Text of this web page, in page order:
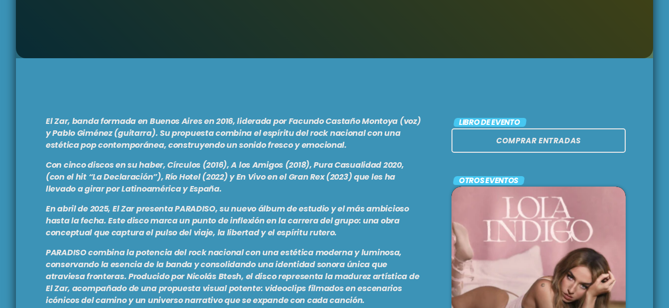
3:00 am - 5:00 am
El Zar, banda formada en Buenos Aires en 2016, liderada por Facundo Castaño Montoya (voz)
y Pablo Giménez (guitarra). Su propuesta combina el espíritu del rock nacional con una
estética pop contemporánea, construyendo un sonido fresco y emocional.
Con cinco discos en su haber, Círculos (2016), A los Amigos (2018), Pura Casualidad 2020,
(con el hit “La Declaración”), Río Hotel (2022) y En Vivo en el Gran Rex (2023) que les ha
llevado a girar por Latinoamérica y España.
En abril de 2025, El Zar presentaPARADISO, su nuevo álbum de estudio y el más ambicioso
hasta la fecha. Este disco marca un punto de inflexión en la carrera del grupo: una obra
conceptual que captura el pulso del viaje, la libertad y el espíritu rutero.
PARADISOcombina la potencia del rock nacional con una estética moderna y luminosa,
conservando la esencia de la banda y consolidando una identidad sonora única que
atraviesa fronteras. Producido por Nicolás Btesh, el disco representa la madurez artística de
El Zar, acompañado de una propuesta visual potente: videoclips filmados en escenarios
icónicos del camino y un universo narrativo que se expande con cada canción.
LIBRO DE EVENTO
COMPRAR ENTRADAS
OTROS EVENTOS